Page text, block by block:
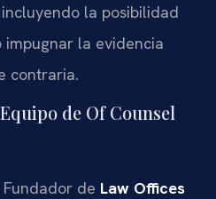
la posibilidad
la evidencia
contraria.
de Of Counsel
Fundador de Law Offices